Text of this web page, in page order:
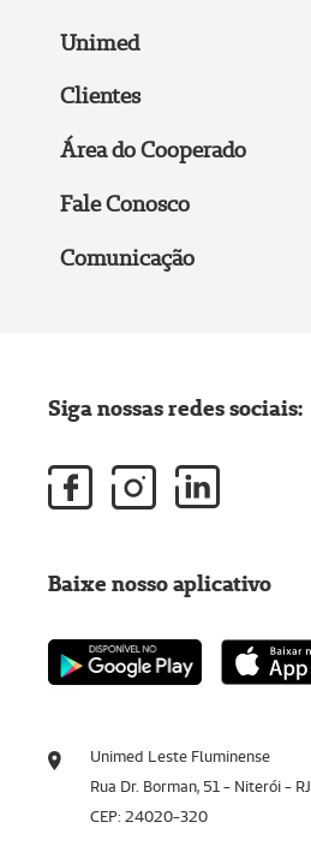
Unimed
Clientes
Área do Cooperado
Fale Conosco
Comunicação
Unimed Leste Fluminense
Rua Dr. Borman, 51 - Niterói - RJ
CEP: 24020-320
Siga nossas redes sociais:
Baixe nosso aplicativo